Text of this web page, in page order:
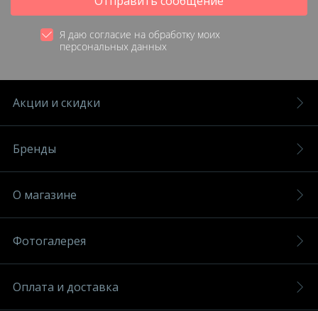
Я даю согласие на обработку моих
персональных данных
Акции и скидки
Бренды
О магазине
Фотогалерея
Оплата и доставка